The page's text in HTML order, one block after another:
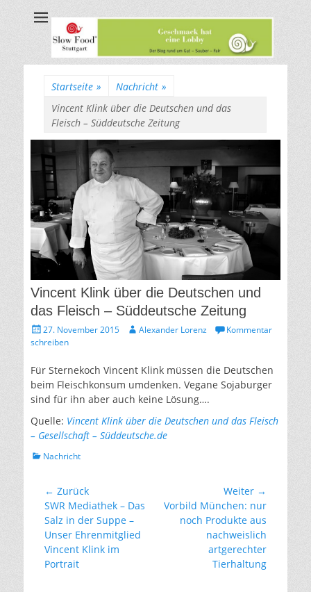
Slow Food
Stuttgart
Genuss rund um Gut-Sauber-Fair
Startseite » Nachricht »
Vincent Klink über die Deutschen und das
Fleisch – Süddeutsche Zeitung
Vincent Klink über die Deutschen und
das Fleisch – Süddeutsche Zeitung
Gepostet
am
27. November 2015 AutorAlexander Lorenz
Kommentar
schreiben
Für Sternekoch Vincent Klink müssen die Deutschen
beim Fleischkonsum umdenken. Vegane Sojaburger
sind für ihn aber auch keine Lösung….
Quelle: Vincent Klink über die Deutschen und das Fleisch
– Gesellschaft – Süddeutsche.de
Kategorien
Nachricht
Beitrags-
Navigation
← Zurück
Vorhergehender
Beitrag:
SWR Mediathek – Das
Salz in der Suppe –
Unser Ehrenmitglied
Vincent Klink im
Portrait
Weiter →
Nächster
Beitrag:
Vorbild München: nur
noch Produkte aus
nachweislich
artgerechter
Tierhaltung